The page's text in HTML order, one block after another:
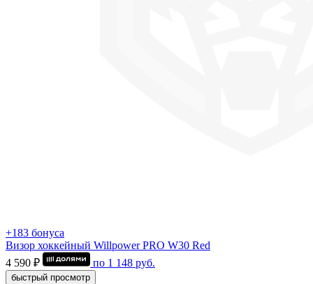
+183 бонуса
Визор хоккейный Willpower PRO W30 Red
4 590 ₽
по 1 148 руб.
быстрый просмотр